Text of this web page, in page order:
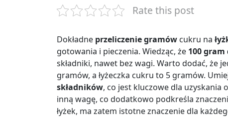
Rate this post
Dokładne przeliczenie gramów cukru na
gotowania i pieczenia. Wiedząc, że 100
składniki, nawet bez wagi. Warto dodać, że
gramów, a łyżeczka cukru to 5 gramów.
składników, co jest kluczowe dla uzyskania
inną wagę, co dodatkowo podkreśla
łyżek, ma zatem istotne znaczenie dla